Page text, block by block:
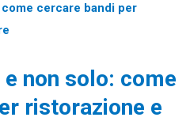
cercare bandi per
non solo: come
ristorazione e